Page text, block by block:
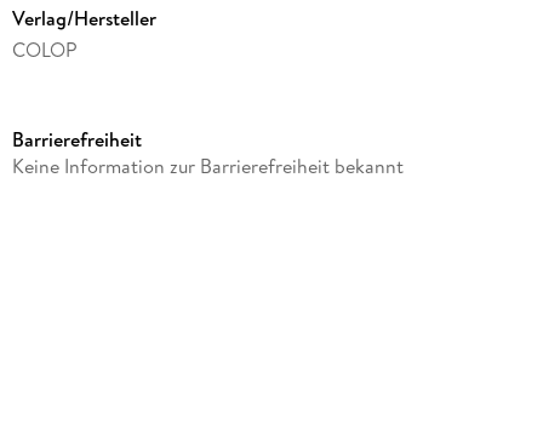
Verlag/Hersteller
COLOP
Gewicht
Barrierefreiheit
Keine Information zur Barrierefreiheit bekannt